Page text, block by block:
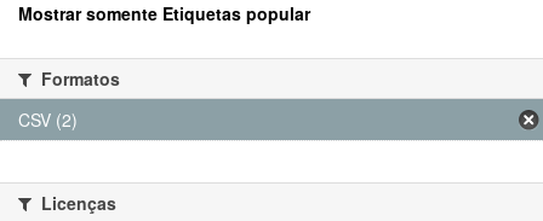
Mostrar somente Etiquetas popular
Formatos
CSV (2)
Licenças